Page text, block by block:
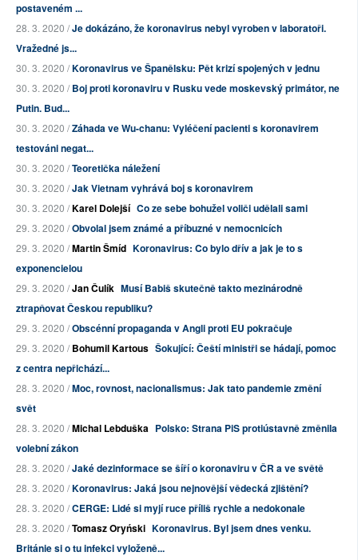
postaveném ...
28. 3. 2020 /Je dokázáno, že koronavirus nebyl vyroben v laboratoři.
Vražedné js...
30. 3. 2020 /Koronavirus ve Španělsku: Pět krizí spojených v jednu
30. 3. 2020 /Boj proti koronaviru v Rusku vede moskevský primátor, ne
Putin. Bud...
30. 3. 2020 /Záhada ve Wu-chanu: Vyléčení pacienti s koronavirem
testováni negat...
30. 3. 2020 /Teoretička náležení
30. 3. 2020 /Jak Vietnam vyhrává boj s koronavirem
30. 3. 2020 /Karel Dolejší Co ze sebe bohužel voliči udělali sami
29. 3. 2020 /Obvolal jsem známé a příbuzné v nemocnicích
29. 3. 2020 /Martin Šmíd Koronavirus: Co bylo dřív a jak je to s
exponencielou
29. 3. 2020 /Jan Čulík Musí Babiš skutečně takto mezinárodně
ztrapňovat Českou republiku?
29. 3. 2020 /Obscénní propaganda v Angli proti EU pokračuje
29. 3. 2020 /Bohumil Kartous Šokující: Čeští ministři se hádají, pomoc
z centra nepřichází...
28. 3. 2020 /Moc, rovnost, nacionalismus: Jak tato pandemie změní
svět
28. 3. 2020 /Michal Lebduška Polsko: Strana PiS protiústavně změnila
volební zákon
28. 3. 2020 /Jaké dezinformace se šíří o koronaviru v ČR a ve světě
28. 3. 2020 /Koronavirus: Jaká jsou nejnovější vědecká zjištění?
28. 3. 2020 /CERGE: Lidé si myjí ruce příliš rychle a nedokonale
28. 3. 2020 /Tomasz Oryński Koronavirus. Byl jsem dnes venku.
Británie si o tu infekci vyloženě...